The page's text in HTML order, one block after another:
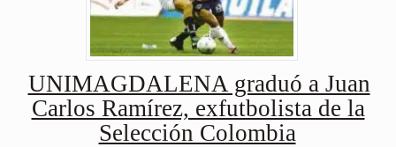
UNIMAGDALENA graduó a Juan
Carlos Ramírez, exfutbolista de la
Selección Colombia